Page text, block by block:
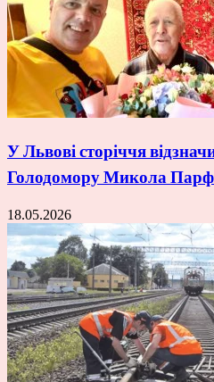
У Львові сторіччя
Голодомору Микола
18.05.2026